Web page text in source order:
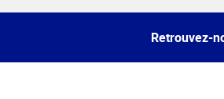
Retrouvez-